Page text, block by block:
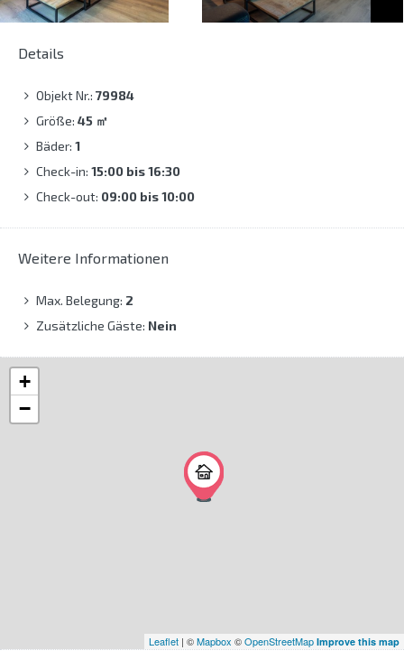
Details
Objekt Nr.: 79984
Größe: 45 ㎡
Bäder: 1
Check-in: 15:00 bis 16:30
Check-out: 09:00 bis 10:00
Weitere Informationen
Max. Belegung: 2
Zusätzliche Gäste: Nein
+
−
Leaflet | ©Mapbox ©OpenStreetMap Improve this map